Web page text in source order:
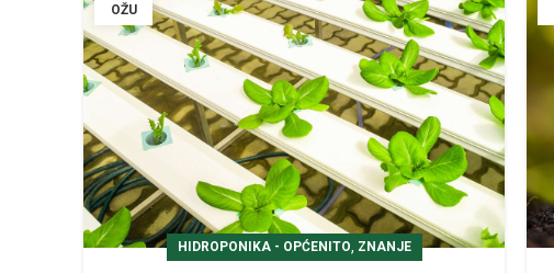
OŽU
HIDROPONIKA - OPĆENITO, ZNANJE